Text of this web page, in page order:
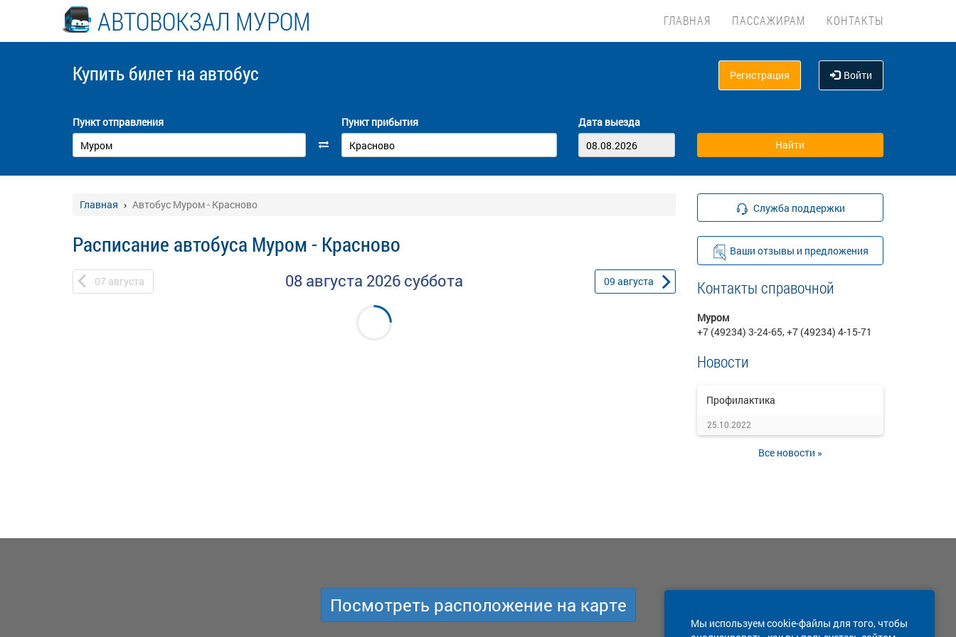
АВТОВОКЗАЛ МУРОМ ГЛАВНАЯ ПАССАЖИРАМ КОНТАКТЫ
Купить билет на автобус Регистрация Войти
Пункт отправления Пункт прибытия Дата выезда
Главная Автобус Муром - Красново
Расписание автобуса Муром - Красново
07 августа 08 августа 2026 суббота 09 августа
Служба поддержки
Ваши отзывы и предложения
Контакты справочной
Муром
+7 (49234) 3-24-65, +7 (49234) 4-15-71
Новости
Профилактика
25.10.2022
Все новости »
Мы используем cookie-файлы для того, чтобы
Посмотреть расположение на карте